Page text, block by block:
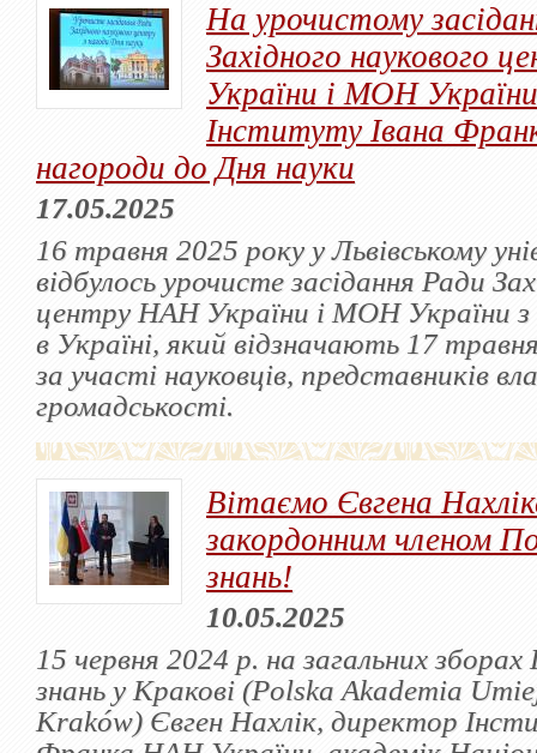
На урочистому
Західного наукового
України і МОН
Інституту Івана
нагороди до Дня науки
17.05.2025
16 травня 2025 року у Львівському
відбулось урочисте засідання Ради
центру НАН України і МОН України з
в Україні, який відзначають 17
за участі науковців, представників
громадськості.
Вітаємо Євгена
закордонним членом
знань!
10.05.2025
15 червня 2024 р. на загальних зборах
знань у Кракові (Polska Akademia
Kraków) Євген Нахлік, директор